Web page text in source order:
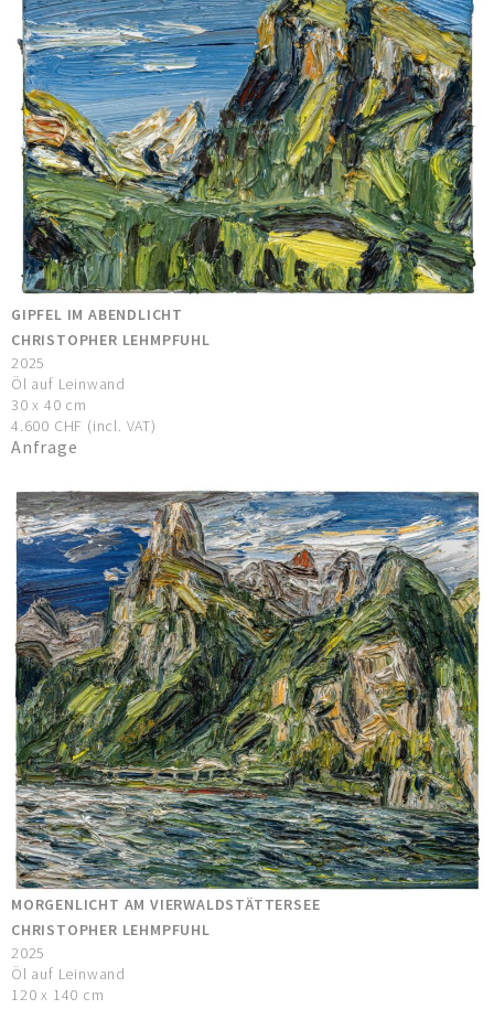
GIPFEL IM ABENDLICHT
CHRISTOPHER LEHMPFUHL
2025
Öl auf Leinwand
30 x 40 cm
4.600 CHF (incl. VAT)
Anfrage
MORGENLICHT AM VIERWALDSTÄTTERSEE
CHRISTOPHER LEHMPFUHL
2025
Öl auf Leinwand
120 x 140 cm